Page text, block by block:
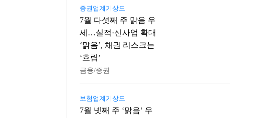
증권업계기상도
7월 다섯째 주 맑음 우
세…실적·신사업 확대
‘맑음’, 채권 리스크는
‘흐림’
금융/증권
보험업계기상도
7월 넷째 주 ‘맑음’ 우